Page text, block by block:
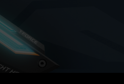
모리가 표기된 오버클럭
할 수 있습니다.
메모리 모듈은 표준 전압
니다. 프로세서나 메인보드
해당 제조사에 문의하여
니다.